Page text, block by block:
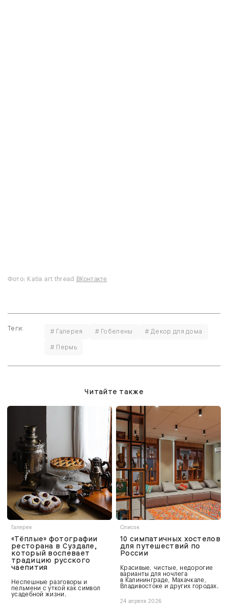
Фото: Katia art thread ВКонтакте
Теги: # Галерея # Гобелены
# Декор для дома
# Пермь
Читайте также
Галерея
«Тёплые» фотографии
ресторана в Суздале,
который воспевает
традицию русского
чаепития
Неспешные разговоры и
пельмени с уткой как символ
усадебной жизни.
Список
10 симпатичных хостелов
для путешествий по
России
Красивые, чистые, недорогие
варианты для ночлега
в Калининграде, Махачкале,
Владивостоке и других городах.
24 апреля 2026